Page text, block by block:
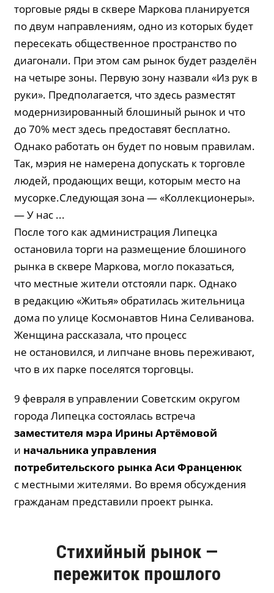
торговые ряды в сквере Маркова планируется
по двум направлениям, одно из которых будет
пересекать общественное пространство по
диагонали. При этом сам рынок будет разделён
на четыре зоны. Первую зону назвали «Из рук в
руки». Предполагается, что здесь разместят
модернизированный блошиный рынок и что
до 70% мест здесь предоставят бесплатно.
Однако работать он будет по новым правилам.
Так, мэрия не намерена допускать к торговле
людей, продающих вещи, которым место на
мусорке.Следующая зона — «Коллекционеры».
— У нас ...
После того как администрация Липецка
остановила торги на размещение блошиного
рынка в сквере Маркова, могло показаться,
что местные жители отстояли парк. Однако
в редакцию «Житья» обратилась жительница
дома по улице Космонавтов Нина Селиванова.
Женщина рассказала, что процесс
не остановился, и липчане вновь переживают,
что в их парке поселятся торговцы.
9 февраля в управлении Советским округом
города Липецка состоялась встреча
заместителя мэра ИриныАртёмовой
и начальника управления
потребительского рынка АсиФранценюк
с местными жителями. Во время обсуждения
гражданам представили проект рынка.
Стихийный рынок —
пережиток прошлого